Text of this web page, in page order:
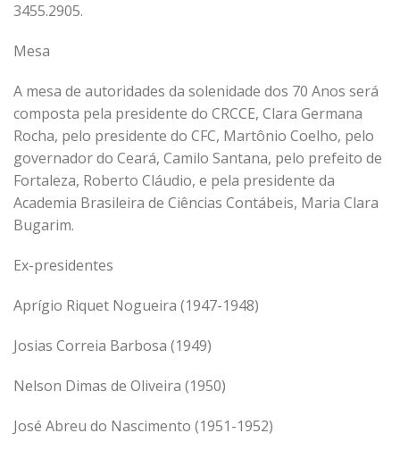
3455.2905.
Mesa
A mesa de autoridades da solenidade dos 70 Anos será
composta pela presidente do CRCCE, Clara Germana
Rocha, pelo presidente do CFC, Martônio Coelho, pelo
governador do Ceará, Camilo Santana, pelo prefeito de
Fortaleza, Roberto Cláudio, e pela presidente da
Academia Brasileira de Ciências Contábeis, Maria Clara
Bugarim.
Ex-presidentes
Aprígio Riquet Nogueira (1947-1948)
Josias Correia Barbosa (1949)
Nelson Dimas de Oliveira (1950)
José Abreu do Nascimento (1951-1952)